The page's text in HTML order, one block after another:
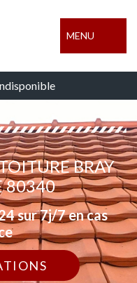
MENU
BRAY
80340
sur 7j/7 en cas